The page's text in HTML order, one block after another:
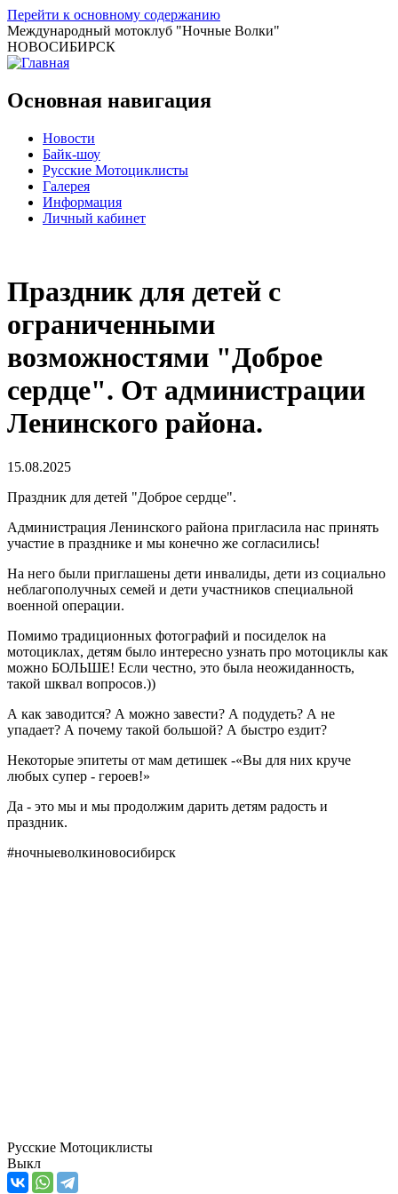
Перейти к основному содержанию
Международный мотоклуб "Ночные Волки"
НОВОСИБИРСК
Основная навигация
Новости
Байк-шоу
Русские Мотоциклисты
Галерея
Информация
Личный кабинет
Праздник для детей с
ограниченными
возможностями "Доброе
сердце". От администрации
Ленинского района.
15.08.2025
Праздник для детей "Доброе сердце".
Администрация Ленинского района пригласила нас принять
участие в празднике и мы конечно же согласились!
На него были приглашены дети инвалиды, дети из социально
неблагополучных семей и дети участников специальной
военной операции.
Помимо традиционных фотографий и посиделок на
мотоциклах, детям было интересно узнать про мотоциклы как
можно БОЛЬШЕ! Если честно, это была неожиданность,
такой шквал вопросов.))
А как заводится? А можно завести? А подудеть? А не
упадает? А почему такой большой? А быстро ездит?
Некоторые эпитеты от мам детишек -«Вы для них круче
любых супер - героев!»
Да - это мы и мы продолжим дарить детям радость и
праздник.
#ночныеволкиновосибирск
Русские Мотоциклисты
Выкл